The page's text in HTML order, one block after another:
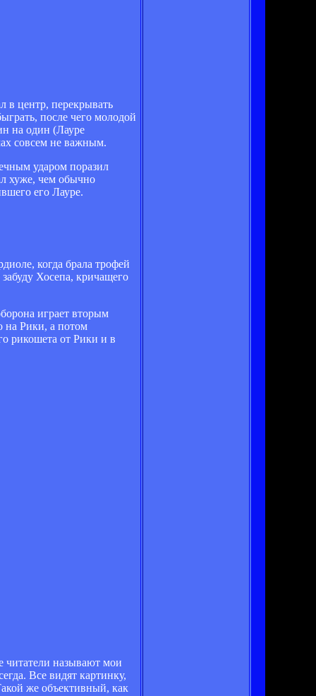
в центр, перекрывать
после чего молодой
на один (Лауре
совсем не важным.
ударом поразил
хуже, чем обычно
его Лауре.
когда брала трофей
Хосепа, кричащего
играет вторым
на Рики, а потом
рикошета от Рики и в
читатели называют мои
Все видят картинку,
же объективный, как